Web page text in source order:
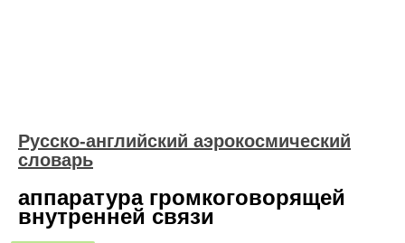
Русско-английский аэрокосмический
словарь
аппаратура громкоговорящей
внутренней связи